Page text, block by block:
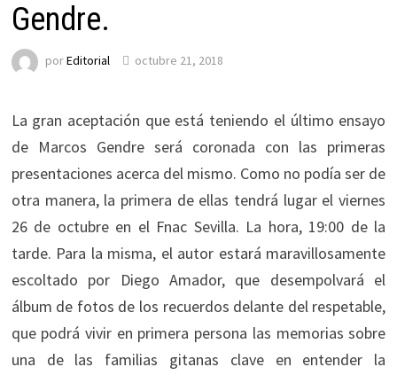
Gendre.
porEditorial octubre 21, 2018
La gran aceptación que está teniendo el último ensayo
de Marcos Gendre será coronada con las primeras
presentaciones acerca del mismo. Como no podía ser de
otra manera, la primera de ellas tendrá lugar el viernes
26 de octubre en el Fnac Sevilla. La hora, 19:00 de la
tarde. Para la misma, el autor estará maravillosamente
escoltado por Diego Amador, que desempolvará el
álbum de fotos de los recuerdos delante del respetable,
que podrá vivir en primera persona las memorias sobre
una de las familias gitanas clave en entender la